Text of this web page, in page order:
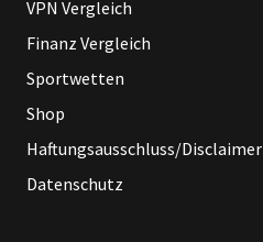
VPN Vergleich
Finanz Vergleich
Sportwetten
Shop
Haftungsausschluss/Disclaimer
Datenschutz